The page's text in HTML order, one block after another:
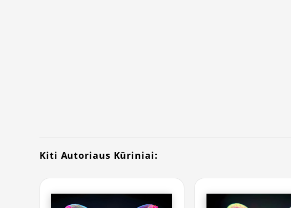
Kiti Autoriaus Kūriniai: